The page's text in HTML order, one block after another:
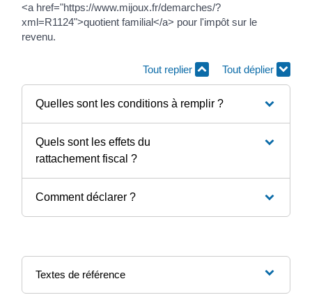
<a href="https://www.mijoux.fr/demarches/?
xml=R1124">quotient familial</a> pour l'impôt sur le
revenu.
Tout replier Tout déplier
Quelles sont les conditions à remplir ?
Quels sont les effets du
rattachement fiscal ?
Comment déclarer ?
Textes de référence